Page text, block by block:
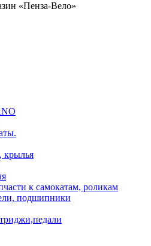
«Пенза-Вело»
крылья
к самокатам, роликам
подшипники